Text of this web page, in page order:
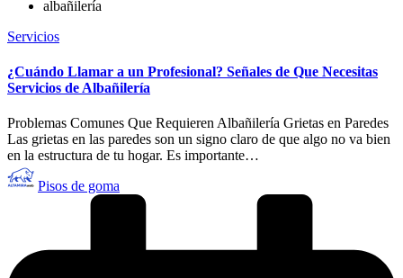
albañilería
Publicado
Servicios
¿Cuándo Llamar a un Profesional? Señales de Que Necesitas
Servicios de Albañilería
Problemas Comunes Que Requieren Albañilería Grietas en Paredes
Las grietas en las paredes son un signo claro de que algo no va bien
en la estructura de tu hogar. Es importante…
Publicado
por
Pisos de goma